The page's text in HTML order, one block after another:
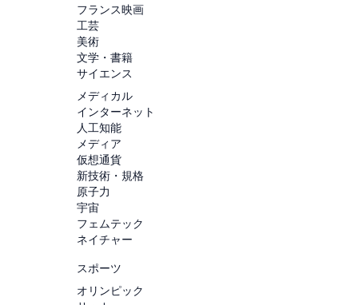
フランス映画
工芸
美術
文学・書籍
サイエンス
メディカル
インターネット
人工知能
メディア
仮想通貨
新技術・規格
原子力
宇宙
フェムテック
ネイチャー
スポーツ
オリンピック